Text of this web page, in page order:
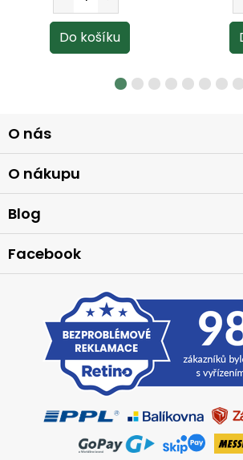
á
p
a
t
O nás
O nákupu
Blog
Facebook